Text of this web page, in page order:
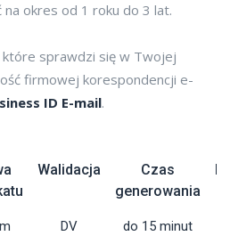
okres od 1 roku do 3 lat.
które sprawdzi się w Twojej
firmowej korespondencji e-
ID E-mail.
Walidacja
Czas
generowania
DV do 15 minut